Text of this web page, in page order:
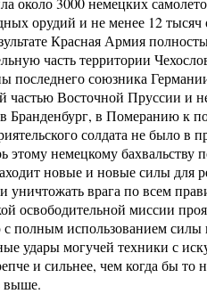
орудий и не менее 12 тысяч
Красная Армия
часть территории
последнего союзника
частью Восточной Пруссии и
Бранденбург, в Померанию к
солдата не было в
этому немецкому бахвальству
новые и новые силы для
уничтожать врага по всем
миссии
с полным использованием
удары могучей техники с
и сильнее, чем когда бы то
выше.